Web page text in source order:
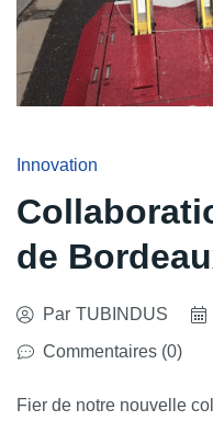
Innovation
de
Par TUBINDUS
Commentaires (0)
Fier de notre nouvelle